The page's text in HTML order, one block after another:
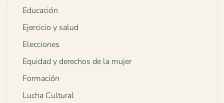
Educación
Ejercicio y salud
Elecciones
Equidad y derechos de la mujer
Formación
Lucha Cultural